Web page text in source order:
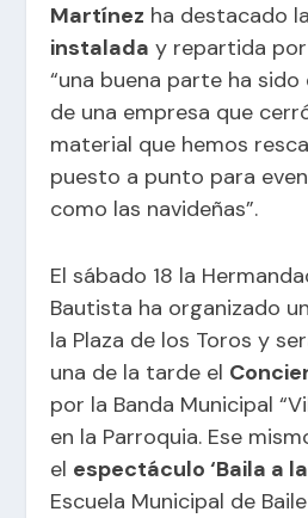
Martínez ha destacado la
instalada y repartida
“una buena parte ha
de una empresa que
material que hemos
puesto a punto para
como las navideñas”.
El sábado 18 la
Bautista ha organizado
la Plaza de los Toros y
una de la tarde el
por la Banda Municipal
en la Parroquia. Ese
el espectáculo ‘Baila a
Escuela Municipal de